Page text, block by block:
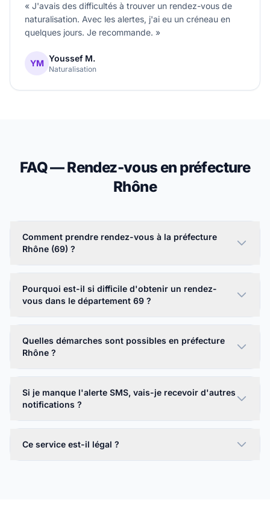
« J'avais des difficultés à trouver un rendez-vous de
naturalisation. Avec les alertes, j'ai eu un créneau en
quelques jours. Je recommande. »
YM Youssef M.
Naturalisation
FAQ — Rendez-vous en préfecture
Rhône
Comment prendre rendez-vous à la préfecture
Rhône (69) ?
Pourquoi est-il si difficile d'obtenir un rendez-
vous dans le département 69 ?
Quelles démarches sont possibles en préfecture
Rhône ?
Si je manque l'alerte SMS, vais-je recevoir d'autres
notifications ?
Ce service est-il légal ?